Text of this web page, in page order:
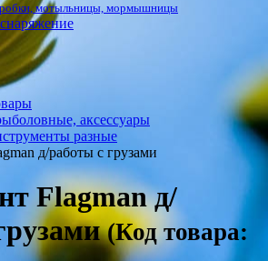
мотыльницы, мормышницы
аксессуары
разные
д/работы с грузами
Flagman д/
(Код товара: